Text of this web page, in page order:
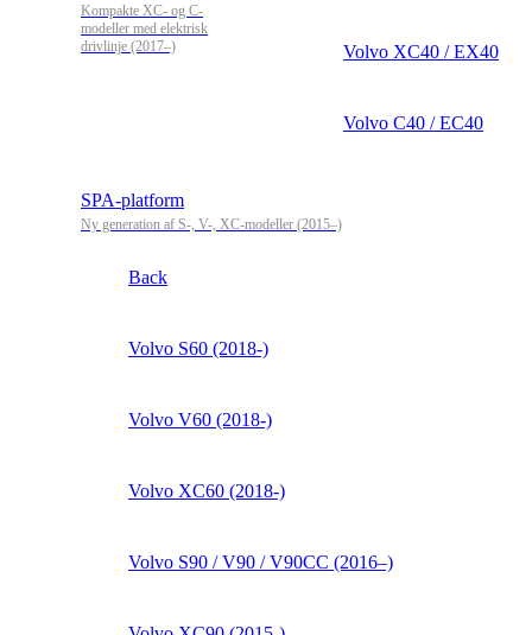
Kompakte XC- og C-
modeller med elektrisk
drivlinje (2017–)
Volvo XC40 / EX40
Volvo C40 / EC40
SPA-platform
Ny generation af S-, V-, XC-modeller (2015–)
Back
Volvo S60 (2018-)
Volvo V60 (2018-)
Volvo XC60 (2018-)
Volvo S90 / V90 / V90CC (2016–)